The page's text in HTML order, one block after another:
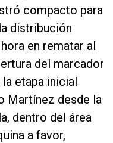
compacto para
distribución
en rematar al
del marcador
etapa inicial
Martínez desde la
dentro del área
a favor,